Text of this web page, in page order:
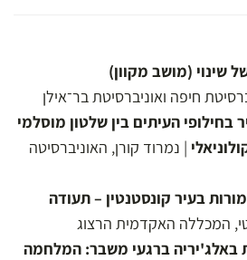
שינוי (מושב מקוון)
חיפה ואוניברסיטת בר־אילן
העיתים בין שלטון מוסלמי
| נמרוד קורן, האוניברסיטה
בעיר קונסטנטין – תעודה
המכללה האקדמית הרצוג
באלג'יריה ברגעי משבר: המלחמה